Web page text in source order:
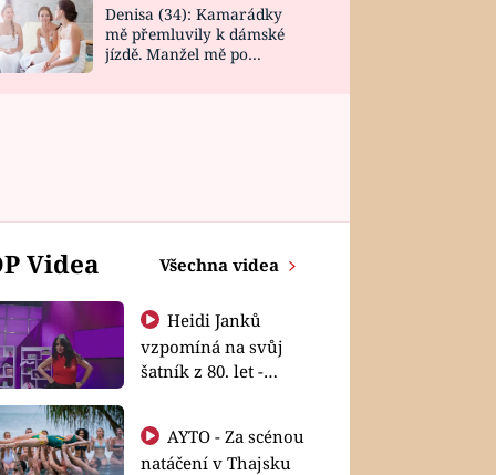
Denisa (34): Kamarádky
mě přemluvily k dámské
jízdě. Manžel mě po
Videa Všechna videa
Heidi Janků
vzpomíná na svůj
šatník z 80. let -
natáčení v Thajsku